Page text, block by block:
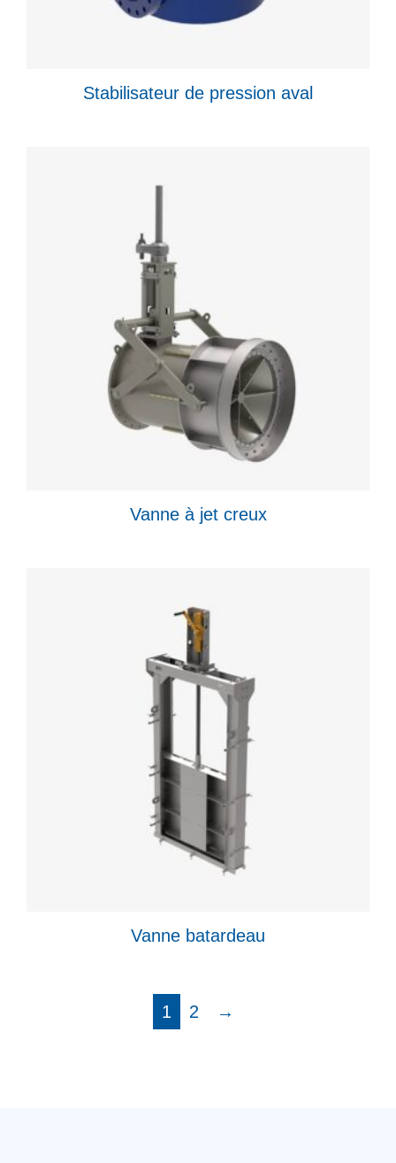
Stabilisateur de pression aval
Vanne à jet creux
Vanne batardeau
1 2 →